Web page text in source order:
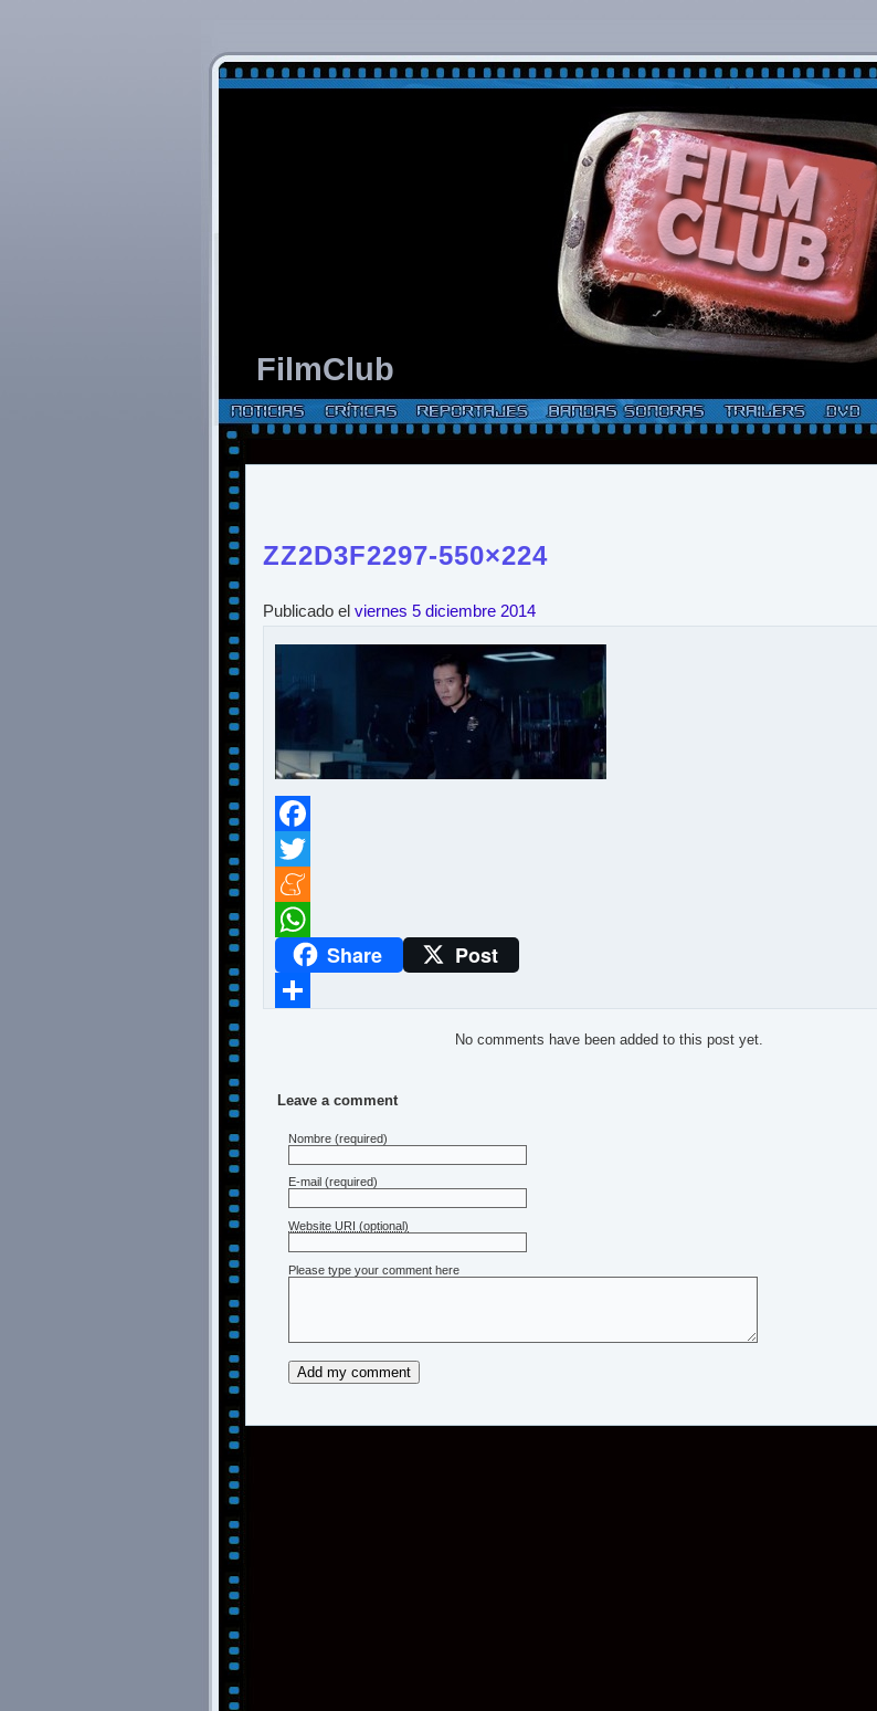
FilmClub
ZZ2D3F2297-550×224
Publicado el viernes 5 diciembre 2014
Facebook
Twitter
Meneame
WhatsAppShare Post
No comments have been added to this post yet.
Leave a comment
Nombre (required)
E-mail (required)
Website URI (optional)
Please type your comment here